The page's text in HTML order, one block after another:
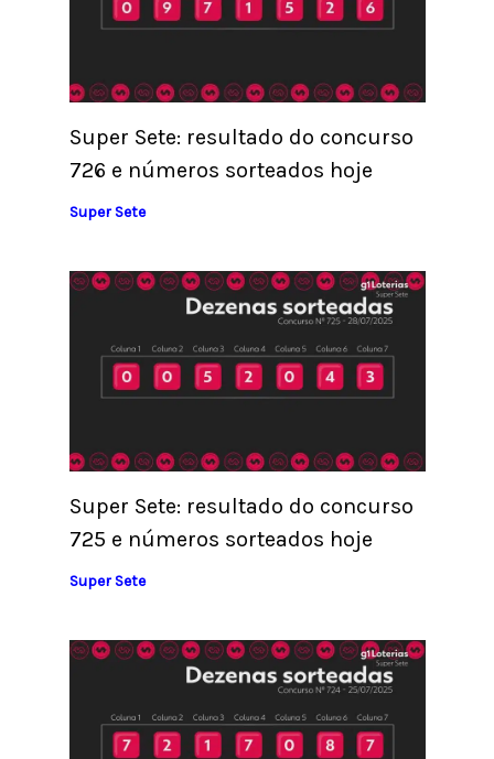
Super Sete: resultado do concurso
726 e números sorteados hoje
Super Sete
Super Sete: resultado do concurso
725 e números sorteados hoje
Super Sete